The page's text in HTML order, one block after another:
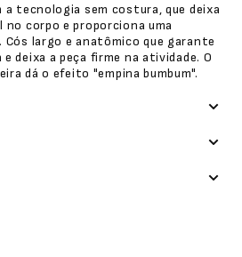
a tecnologia sem costura, que deixa
corpo e proporciona uma
Cós largo e anatômico que garante
deixa a peça firme na atividade. O
dá o efeito "empina bumbum".